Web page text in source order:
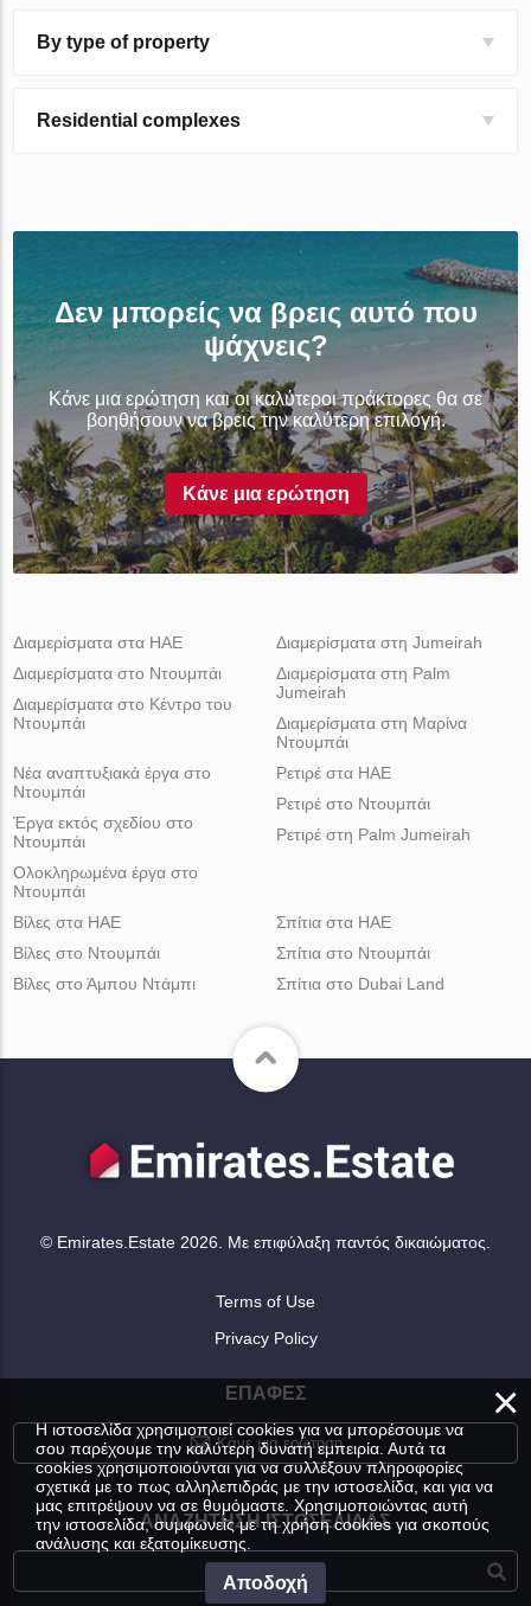
By type of property
Residential complexes
Δεν μπορείς να βρεις αυτό που
ψάχνεις?
Κάνε μια ερώτηση και οι καλύτεροι πράκτορες θα σε
βοηθήσουν να βρεις την καλύτερη επιλογή.
Κάνε μια ερώτηση
Διαμερίσματα στα ΗΑΕ
Διαμερίσματα στο Ντουμπάι
Διαμερίσματα στο Κέντρο του
Ντουμπάι
Διαμερίσματα στη Jumeirah
Διαμερίσματα στη Palm
Jumeirah
Διαμερίσματα στη Μαρίνα
Ντουμπάι
Νέα αναπτυξιακά έργα στο
Ντουμπάι
Έργα εκτός σχεδίου στο
Ντουμπάι
Ολοκληρωμένα έργα στο
Ντουμπάι
Ρετιρέ στα ΗΑΕ
Ρετιρέ στο Ντουμπάι
Ρετιρέ στη Palm Jumeirah
Βίλες στα ΗΑΕ
Βίλες στο Ντουμπάι
Βίλες στο Άμπου Ντάμπι
Σπίτια στα ΗΑΕ
Σπίτια στο Ντουμπάι
Σπίτια στο Dubai Land
© Emirates.Estate 2026. Με επιφύλαξη παντός δικαιώματος.
Terms of Use
Privacy Policy
ΕΠΑΦΈΣ
Κάνε μια ερώτηση
ΑΝΑΖΉΤΗΣΗ ΙΣΤΟΣΕΛΊΔΑΣ
×
Η ιστοσελίδα χρησιμοποιεί cookies για να μπορέσουμε να
σου παρέχουμε την καλύτερη δυνατή εμπειρία. Αυτά τα
cookies χρησιμοποιούνται για να συλλέξουν πληροφορίες
σχετικά με το πως αλληλεπιδράς με την ιστοσελίδα, και για να
μας επιτρέψουν να σε θυμόμαστε. Χρησιμοποιώντας αυτή
την ιστοσελίδα, συμφωνείς με τη χρήση cookies για σκοπούς
ανάλυσης και εξατομίκευσης.
Αποδοχή